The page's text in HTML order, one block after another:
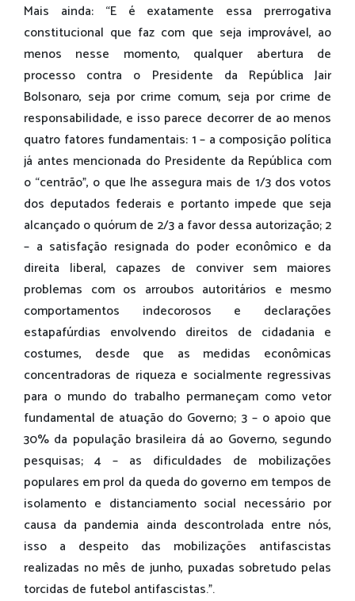
Mais ainda: “E é exatamente essa prerrogativa
constitucional que faz com que seja improvável, ao
menos nesse momento, qualquer abertura de
processo contra o Presidente da República Jair
Bolsonaro, seja por crime comum, seja por crime de
responsabilidade, e isso parece decorrer de ao menos
quatro fatores fundamentais: 1 – a composição política
já antes mencionada do Presidente da República com
o “centrão”, o que lhe assegura mais de 1/3 dos votos
dos deputados federais e portanto impede que seja
alcançado o quórum de 2/3 a favor dessa autorização; 2
– a satisfação resignada do poder econômico e da
direita liberal, capazes de conviver sem maiores
problemas com os arroubos autoritários e mesmo
comportamentos indecorosos e declarações
estapafúrdias envolvendo direitos de cidadania e
costumes, desde que as medidas econômicas
concentradoras de riqueza e socialmente regressivas
para o mundo do trabalho permaneçam como vetor
fundamental de atuação do Governo; 3 – o apoio que
30% da população brasileira dá ao Governo, segundo
pesquisas; 4 – as dificuldades de mobilizações
populares em prol da queda do governo em tempos de
isolamento e distanciamento social necessário por
causa da pandemia ainda descontrolada entre nós,
isso a despeito das mobilizações antifascistas
realizadas no mês de junho, puxadas sobretudo pelas
torcidas de futebol antifascistas.”.